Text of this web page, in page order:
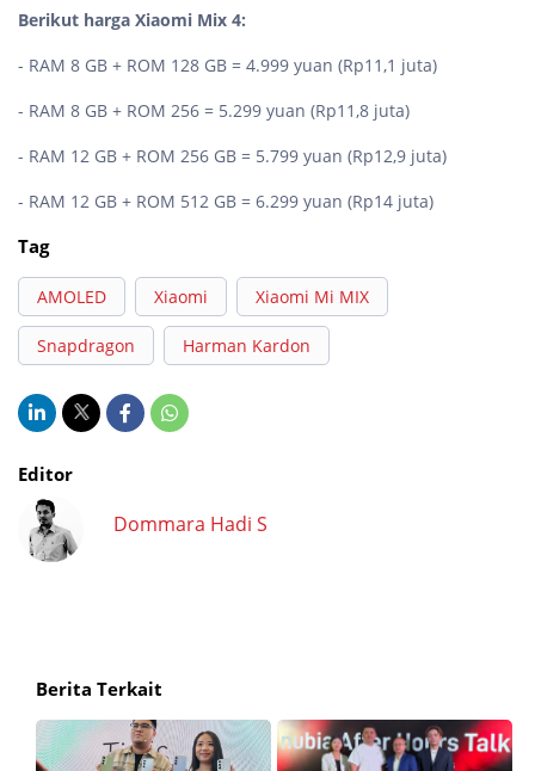
Berikut harga Xiaomi Mix 4:
- RAM 8 GB + ROM 128 GB = 4.999 yuan (Rp11,1 juta)
- RAM 8 GB + ROM 256 = 5.299 yuan (Rp11,8 juta)
- RAM 12 GB + ROM 256 GB = 5.799 yuan (Rp12,9 juta)
- RAM 12 GB + ROM 512 GB = 6.299 yuan (Rp14 juta)
Tag
AMOLED Xiaomi Xiaomi Mi MIX
Snapdragon Harman Kardon
Editor
Dommara Hadi S
Berita Terkait